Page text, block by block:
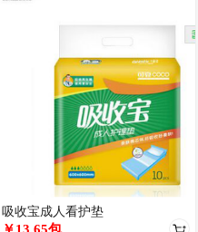
吸收宝成人看护垫
￥13.65包